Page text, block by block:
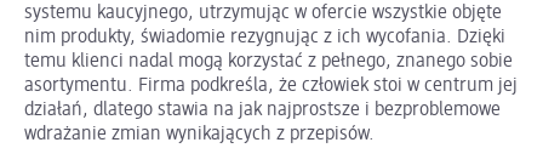
systemu kaucyjnego, utrzymując w ofercie wszystkie objęte
nim produkty, świadomie rezygnując z ich wycofania. Dzięki
temu klienci nadal mogą korzystać z pełnego, znanego sobie
asortymentu. Firma podkreśla, że człowiek stoi w centrum jej
działań, dlatego stawia na jak najprostsze i bezproblemowe
wdrażanie zmian wynikających z przepisów.